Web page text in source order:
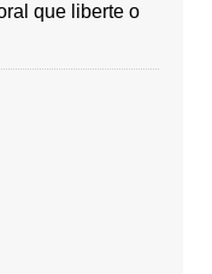
que liberte o